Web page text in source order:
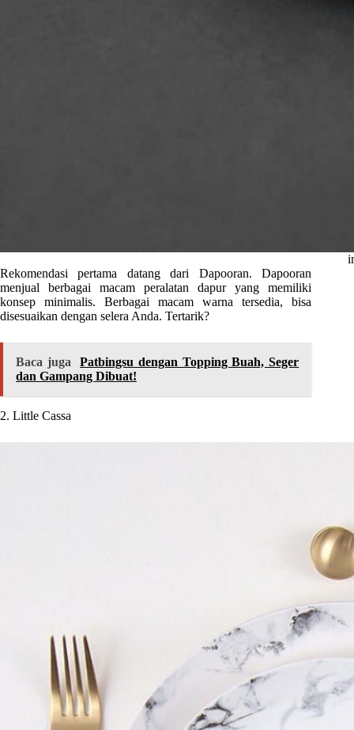
Rekomendasi pertama datang dari Dapooran. Dapooran
menjual berbagai macam peralatan dapur yang memiliki
konsep minimalis. Berbagai macam warna tersedia, bisa
disesuaikan dengan selera Anda. Tertarik?
Baca juga
Patbingsu dengan Topping Buah, Seger
dan Gampang Dibuat!
2. Little Cassa